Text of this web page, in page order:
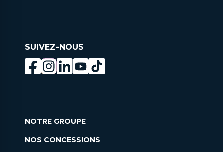
SUIVEZ-NOUS
NOTRE GROUPE
NOS CONCESSIONS